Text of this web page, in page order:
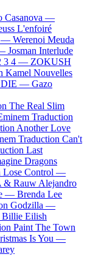
Casanova —
L'enfoiré
— Werenoi Meuda
Josman Interlude
3 4 — ZOKUSH
Kamel Nouvelles
DIE — Gazo
The Real Slim
Traduction
Another Love
Traduction Can't
Last
Dragons
Lose Control —
Rauw Alejandro
— Brenda Lee
Godzilla —
Billie Eilish
Paint The Town
Is You —